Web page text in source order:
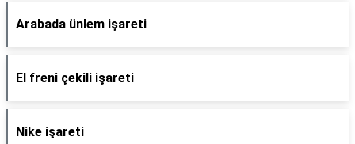
Arabada ünlem işareti
El freni çekili işareti
Nike işareti